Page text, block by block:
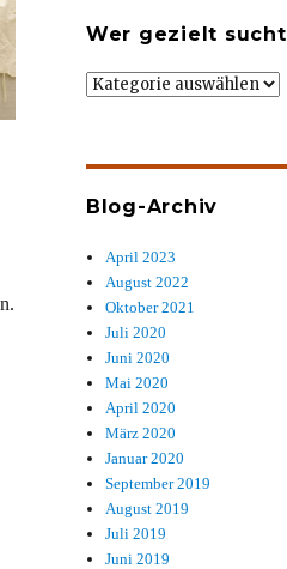
Wer gezielt sucht
Wer
Blog-Archiv
April 2023
August 2022
Oktober 2021
Juli 2020
Juni 2020
Mai 2020
April 2020
März 2020
Januar 2020
September 2019
August 2019
Juli 2019
Juni 2019